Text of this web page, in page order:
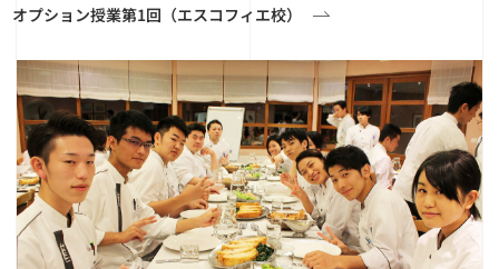
オプション授業第1回（エスコフィエ校）